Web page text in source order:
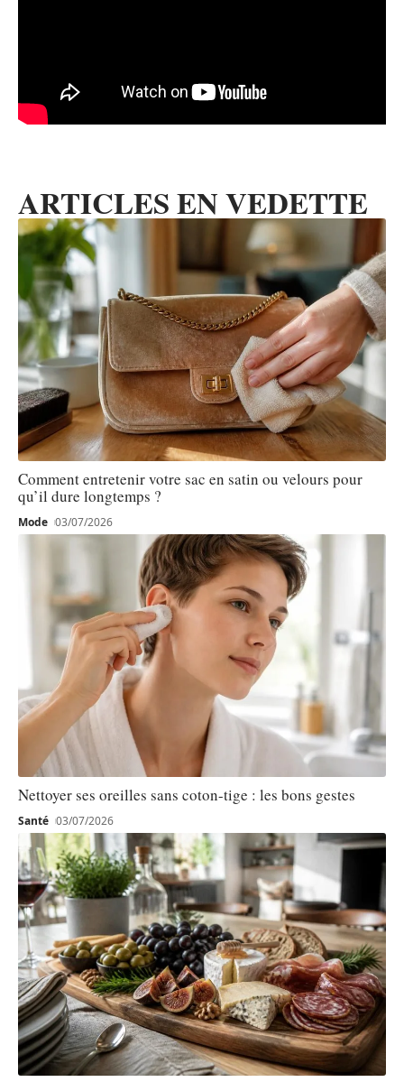
ARTICLES EN VEDETTE
Comment entretenir votre sac en satin ou velours pour
qu’il dure longtemps ?
Mode 03/07/2026
Nettoyer ses oreilles sans coton-tige : les bons gestes
Santé 03/07/2026